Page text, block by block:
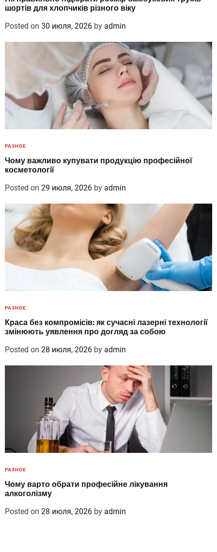
шортів для хлопчиків різного віку
Posted on 30 июля, 2026 by admin
РАЗНОЕ
Чому важливо купувати продукцію професійної
косметології
Posted on 29 июля, 2026 by admin
РАЗНОЕ
Краса без компромісів: як сучасні лазерні технології
змінюють уявлення про догляд за собою
Posted on 28 июля, 2026 by admin
РАЗНОЕ
Чому варто обрати професійне лікування
алкоголізму
Posted on 28 июля, 2026 by admin